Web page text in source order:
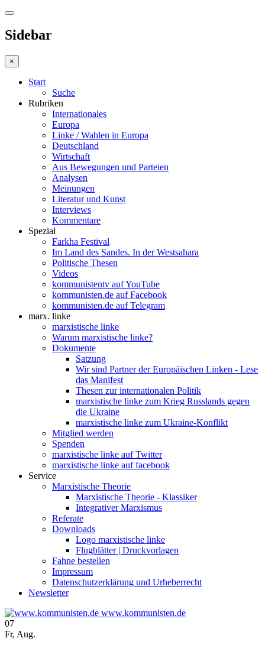
Sidebar
×
Start
Suche
Rubriken
Internationales
Europa
Linke / Wahlen in Europa
Deutschland
Wirtschaft
Aus Bewegungen und Parteien
Analysen
Meinungen
Literatur und Kunst
Interviews
Kommentare
Spezial
Farkha Festival
Im Land des Sandes. In der Westsahara
Politische Thesen
Videos
kommunistentv auf YouTube
kommunisten.de auf Facebook
kommunisten.de auf Telegram
marx. linke
marxistische linke
Warum marxistische linke?
Dokumente
Satzung
Wir sind Partner der Europäischen Linken - Lese
das Manifest
Thesen zur internationalen Politik
marxistische linke zum Krieg Russlands gegen
die Ukraine
marxistische linke zum Ukraine-Konflikt
Mitglied werden
Spenden
marxistische linke auf Twitter
marxistische linke auf facebook
Service
Marxistische Theorie
Marxistische Theorie - Klassiker
Integrativer Marxismus
Referate
Downloads
Logo marxistische linke
Flugblätter | Druckvorlagen
Fahne bestellen
Impressum
Datenschutzerklärung und Urheberrecht
Newsletter
www.kommunisten.de
07
Fr, Aug.